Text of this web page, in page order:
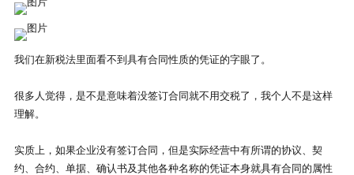
我们在新税法里面看不到具有合同性质的凭证的字眼了。
很多人觉得，是不是意味着没签订合同就不用交税了，我个人不是这样
理解。
实质上，如果企业没有签订合同，但是实际经营中有所谓的协议、契
约、合约、单据、确认书及其他各种名称的凭证本身就具有合同的属性